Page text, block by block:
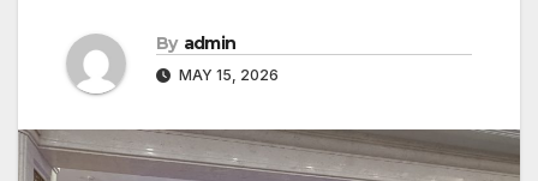
By admin
MAY 15, 2026